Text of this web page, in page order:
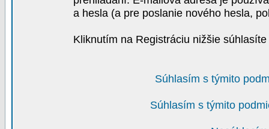
a hesla (a pre poslanie nového hesla,
Kliknutím na Registráciu nižšie
Súhlasím s týmito
Súhlasím s týmito